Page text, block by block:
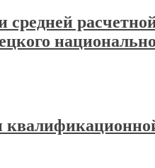
средней